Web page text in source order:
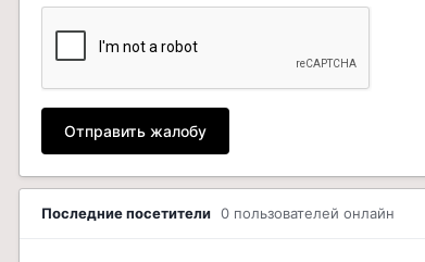
Отправить жалобу
Последние посетители 0 пользователей онлайн